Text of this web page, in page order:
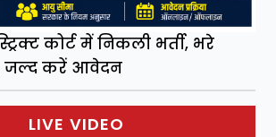
कोर्ट में निकली भर्ती, भरे
जल्द करें आवेदन
LIVE VIDEO